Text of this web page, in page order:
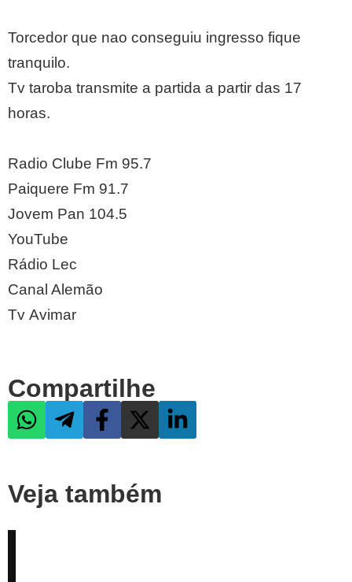
Torcedor que nao conseguiu ingresso fique
tranquilo.
Tv taroba transmite a partida a partir das 17
horas.
Radio Clube Fm 95.7
Paiquere Fm 91.7
Jovem Pan 104.5
YouTube
Rádio Lec
Canal Alemão
Tv Avimar
Compartilhe
Veja também